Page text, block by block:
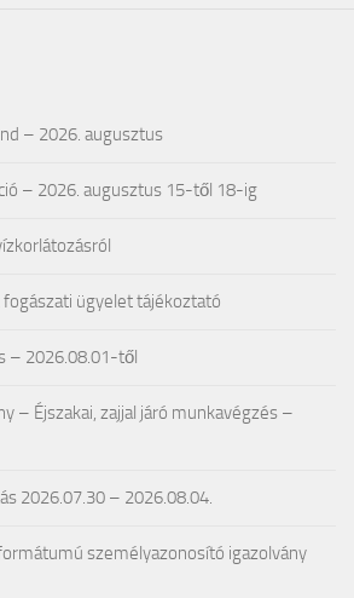
– 2026. augusztus
– 2026. augusztus 15-től 18-ig
ügyelet tájékoztató
– 2026.08.01-től
– Éjszakai, zajjal járó munkavégzés –
2026.07.30 – 2026.08.04.
személyazonosító igazolvány